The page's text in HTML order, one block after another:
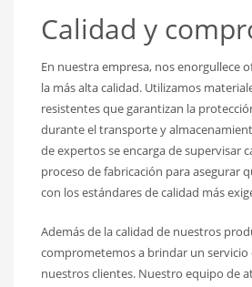
Calidad y
En nuestra empresa, nos enorgullece
la más alta calidad. Utilizamos
resistentes que garantizan la
durante el transporte y
de expertos se encarga de supervisar
proceso de fabricación para asegurar
con los estándares de calidad más
Además de la calidad de nuestros
comprometemos a brindar un servicio
nuestros clientes. Nuestro equipo de